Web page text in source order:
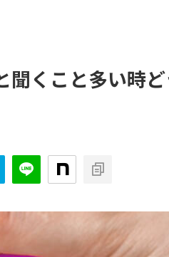
聞くこと多い時